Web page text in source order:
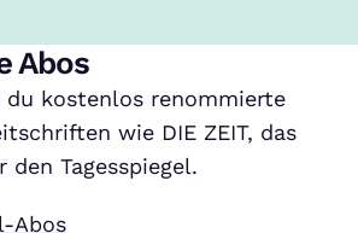
Abos
kostenlos renommierte
wie DIE ZEIT, das
Tagesspiegel.
Abos